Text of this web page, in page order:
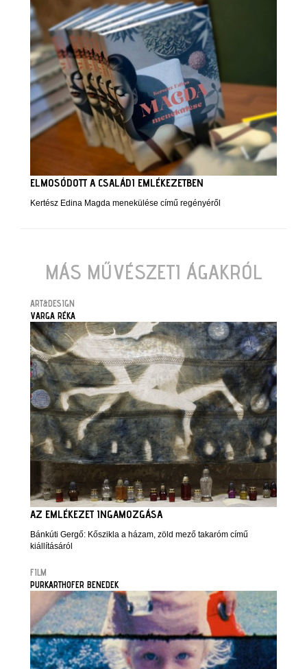
ELMOSÓDOTT A CSALÁDI EMLÉKEZETBEN
Kertész Edina Magda menekülése című regényéről
MÁS MŰVÉSZETI ÁGAKRÓL
ART&DESIGN
VARGA RÉKA
AZ EMLÉKEZET INGAMOZGÁSA
Bánkúti Gergő: Kőszikla a házam, zöld mező takaróm című
kiállításáról
FILM
PURKARTHOFER BENEDEK